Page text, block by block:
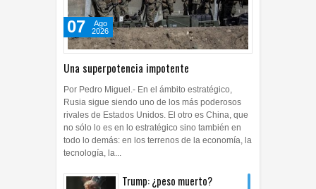
Una superpotencia impotente
07
Ago
2026
Por Pedro Miguel.- En el ámbito estratégico,
Rusia sigue siendo uno de los más poderosos
rivales de Estados Unidos. El otro es China, que
no sólo lo es en lo estratégico sino también en
todo lo demás: en los terrenos de la economía, la
tecnología, la...
Trump: ¿peso muerto?